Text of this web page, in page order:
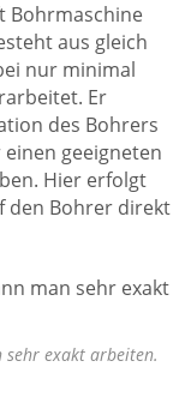
Bohrmaschine
aus gleich
nur minimal
Er
des Bohrers
geeigneten
Hier erfolgt
den Bohrer direkt
exakt arbeiten.